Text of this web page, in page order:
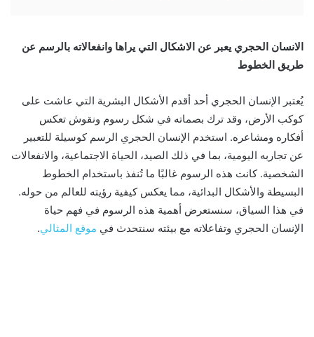
الانسان الحجري يعبر عن الاشكال التي يراها وانفعالاته بالرسم عن
طريق الخطوط
يُعتبر الإنسان الحجري أحد أقدم الأشكال البشرية التي عاشت على
كوكب الأرض، وقد ترك بصماته في شكل رسوم ونقوش تعكس
أفكاره ومشاعره. استخدم الإنسان الحجري الرسم كوسيلة للتعبير
عن تجاربه اليومية، بما في ذلك الصيد، الحياة الاجتماعية، والانفعالات
الشخصية. كانت هذه الرسوم غالبًا ما تُنفذ باستخدام الخطوط
البسيطة والأشكال البدائية، مما يعكس كيفية رؤيته للعالم من حوله.
في هذا السياق، سنستعرض أهمية هذه الرسوم في فهم حياة
الإنسان الحجري وتفاعلاته مع بيئته سنتحدث في موقع المثالي.